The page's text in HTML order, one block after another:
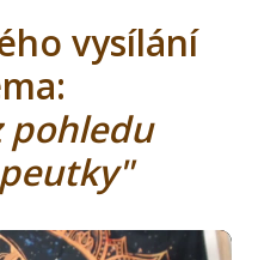
vysílání
pohledu